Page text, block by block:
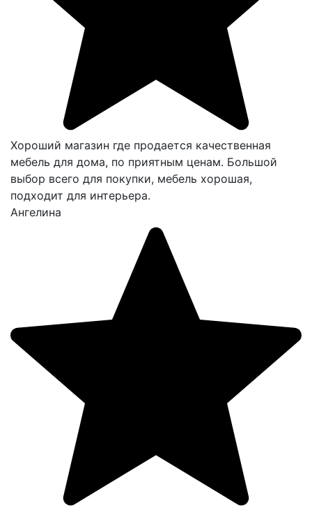
Хороший магазин где продается качественная
мебель для дома, по приятным ценам. Большой
выбор всего для покупки, мебель хорошая,
подходит для интерьера.
Ангелина